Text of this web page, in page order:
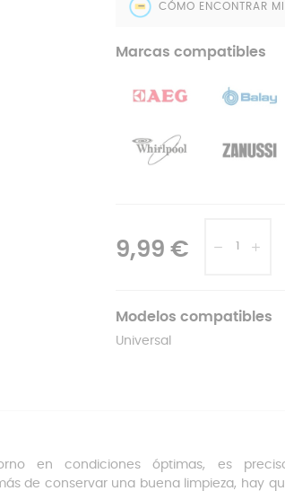
CÓMO ENCONTRAR
Marcas compatibles
9,99 €
Modelos compatibles
Universal
en condiciones óptimas, es
de conservar una buena limpieza, hay